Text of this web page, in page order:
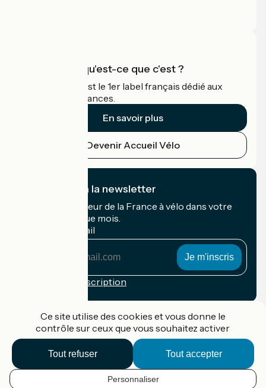
Accueil Vélo qu'est-ce que c'est ?
Accueil Vélo c'est le 1er label français dédié aux
cyclistes en vacances.
En savoir plus
Devenir Accueil Vélo
Je m'abonne à la newsletter
Recevez le meilleur de la France à vélo dans votre
boîte mail chaque mois.
Mon adresse mail
Conditions d'inscription
Accueil Vélo Pro
Contact
Mentions légales
Ce site utilise des cookies et vous donne le
contrôle sur ceux que vous souhaitez activer
Tout accepter
Tout refuser
Personnaliser